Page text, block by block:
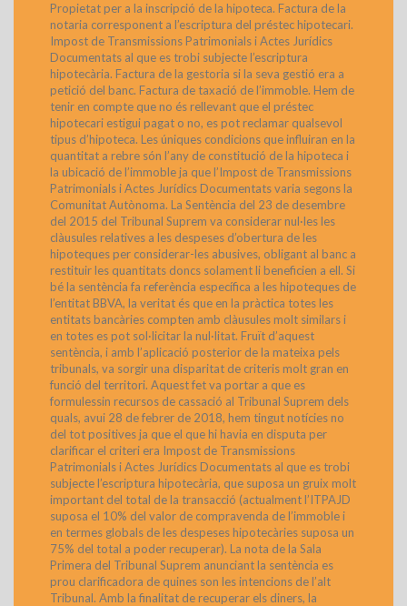
Propietat per a la inscripció de la hipoteca. Factura de la
notaria corresponent a l’escriptura del préstec hipotecari.
Impost de Transmissions Patrimonials i Actes Jurídics
Documentats al que es trobi subjecte l’escriptura
hipotecària. Factura de la gestoria si la seva gestió era a
petició del banc. Factura de taxació de l’immoble. Hem de
tenir en compte que no és rellevant que el préstec
hipotecari estigui pagat o no, es pot reclamar qualsevol
tipus d’hipoteca. Les úniques condicions que influiran en la
quantitat a rebre són l’any de constitució de la hipoteca i
la ubicació de l’immoble ja que l’Impost de Transmissions
Patrimonials i Actes Jurídics Documentats varia segons la
Comunitat Autònoma. La Sentència del 23 de desembre
del 2015 del Tribunal Suprem va considerar nul·les les
clàusules relatives a les despeses d’obertura de les
hipoteques per considerar-les abusives, obligant al banc a
restituir les quantitats doncs solament li beneficien a ell. Si
bé la sentència fa referència específica a les hipoteques de
l’entitat BBVA, la veritat és que en la pràctica totes les
entitats bancàries compten amb clàusules molt similars i
en totes es pot sol·licitar la nul·litat. Fruït d’aquest
sentència, i amb l’aplicació posterior de la mateixa pels
tribunals, va sorgir una disparitat de criteris molt gran en
funció del territori. Aquest fet va portar a que es
formulessin recursos de cassació al Tribunal Suprem dels
quals, avui 28 de febrer de 2018, hem tingut notícies no
del tot positives ja que el que hi havia en disputa per
clarificar el criteri era Impost de Transmissions
Patrimonials i Actes Jurídics Documentats al que es trobi
subjecte l’escriptura hipotecària, que suposa un gruix molt
important del total de la transacció (actualment l’ITPAJD
suposa el 10% del valor de compravenda de l’immoble i
en termes globals de les despeses hipotecàries suposa un
75% del total a poder recuperar). La nota de la Sala
Primera del Tribunal Suprem anunciant la sentència es
prou clarificadora de quines son les intencions de l’alt
Tribunal. Amb la finalitat de recuperar els diners, la